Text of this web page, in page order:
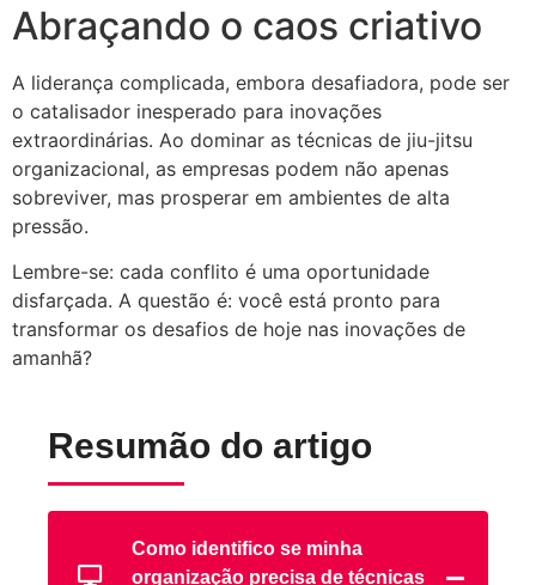
Abraçando o caos criativo
A liderança complicada, embora desafiadora, pode ser
o catalisador inesperado para inovações
extraordinárias. Ao dominar as técnicas de jiu-jitsu
organizacional, as empresas podem não apenas
sobreviver, mas prosperar em ambientes de alta
pressão.
Lembre-se: cada conflito é uma oportunidade
disfarçada. A questão é: você está pronto para
transformar os desafios de hoje nas inovações de
amanhã?
Resumão do artigo
Como identifico se minha
organização precisa de técnicas